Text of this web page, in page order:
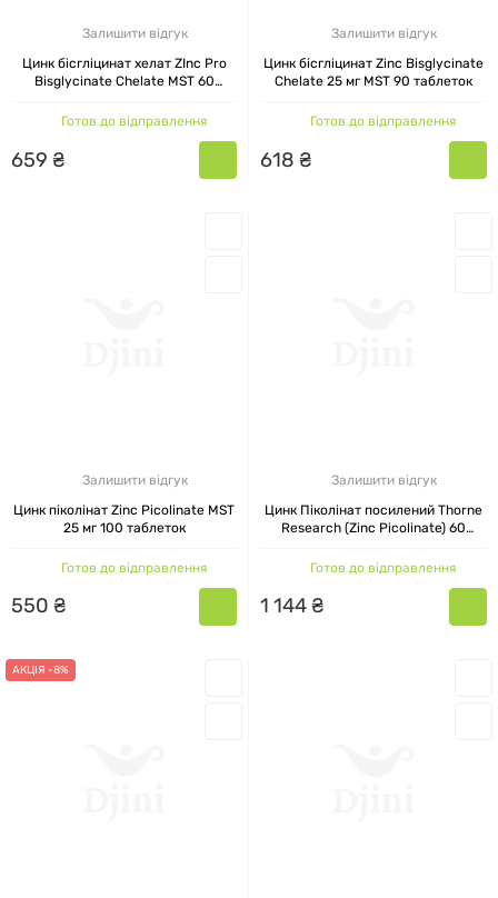
Залишити відгук
Цинк бісгліцинат хелат ZInc Pro
Bisglycinate Chelate MST 60
Готов до відправлення
659 ₴
Залишити відгук
Цинк бісгліцинат Zinc Bisglycinate
Chelate 25 мг MST 90 таблеток
Готов до відправлення
618 ₴
Залишити відгук
Цинк піколінат Zinc Picolinate MST
25 мг 100 таблеток
Готов до відправлення
550 ₴
Залишити відгук
Цинк Піколінат посилений Thorne
Research (Zinc Picolinate) 60
Готов до відправлення
1 144₴
АКЦІЯ -8%